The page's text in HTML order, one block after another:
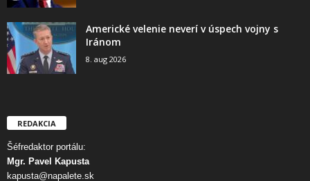
Americké velenie neverí v úspech vojny s
Iránom
8. aug 2026
REDAKCIA
Šéfredaktor portálu:
Mgr. Pavel Kapusta
kapusta@napalete.sk